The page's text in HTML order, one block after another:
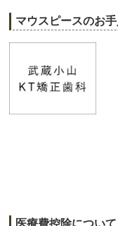
マウスピースのお